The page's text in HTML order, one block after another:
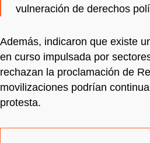
vulneración de derechos
Además, indicaron que existe
en curso impulsada por
rechazan la proclamación de
movilizaciones podrían
protesta.